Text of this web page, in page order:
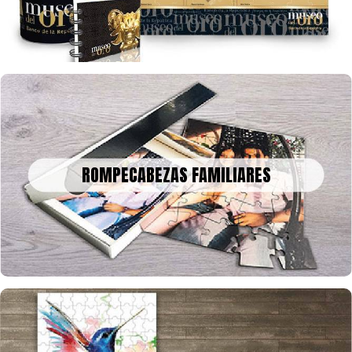
ROMPECABEZAS FAMILIARES
ROMPECABEZAS FAMILIARES
Un bonito recuerdo para decorar o enmarcar en la historia, tus
fotos o collage en rompecabezas, para celebrar una fecha
especial